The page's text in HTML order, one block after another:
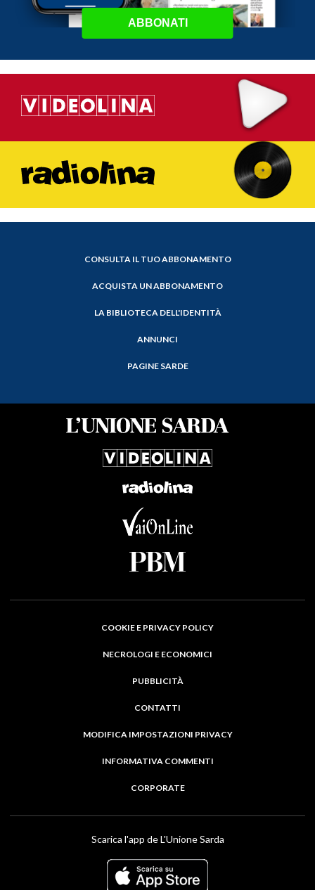
ABBONATI
CONSULTA IL TUO ABBONAMENTO
ACQUISTA UN ABBONAMENTO
LA BIBLIOTECA DELL'IDENTITÀ
ANNUNCI
PAGINE SARDE
COOKIE E PRIVACY POLICY
NECROLOGI E ECONOMICI
PUBBLICITÀ
CONTATTI
MODIFICA IMPOSTAZIONI PRIVACY
INFORMATIVA COMMENTI
CORPORATE
Scarica l'app de L'Unione Sarda